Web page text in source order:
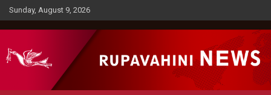
Skip
to
content
Sunday, August 9, 2026
Rupavahini News